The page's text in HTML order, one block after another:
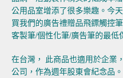
公用品室增添了很多樂趣。今
買我們的廣告禮贈品飛鏢觸控
客製筆/個性化筆/廣告筆的最低
在台灣， 此商品也適用於企業
公司，作為週年股東會紀念品。